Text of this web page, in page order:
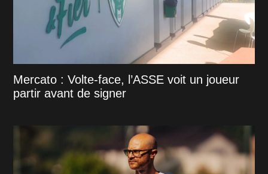
Mercato : Volte-face, l’ASSE voit un joueur
partir avant de signer